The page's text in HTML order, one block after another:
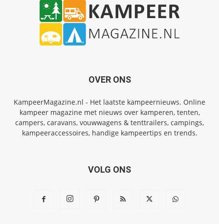
OVER ONS
KampeerMagazine.nl - Het laatste kampeernieuws. Online
kampeer magazine met nieuws over kamperen, tenten,
campers, caravans, vouwwagens & tenttrailers, campings,
kampeeraccessoires, handige kampeertips en trends.
VOLG ONS